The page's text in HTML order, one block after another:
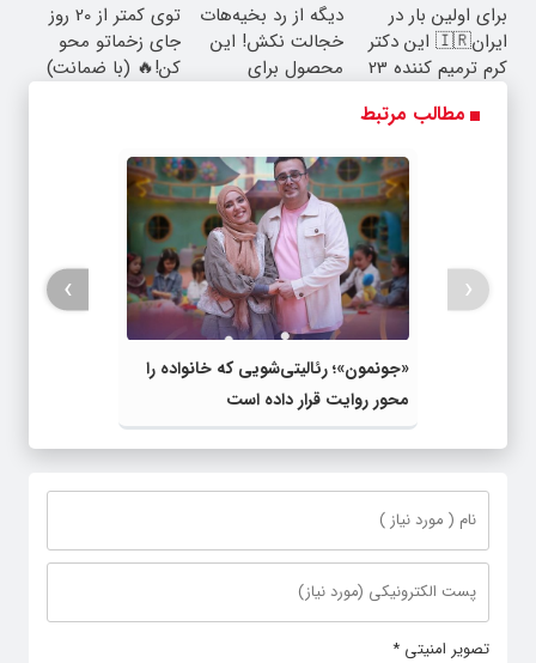
برای اولین بار در
ایران🇮🇷 این دکتر
کرم ترمیم کننده 23
دیگه از رد بخیه‌هات
خجالت نکش! این
محصول برای
توی کمتر از 20 روز
جای زخماتو محو
کن!🔥 (با ضمانت)
مطالب مرتبط
«جونمون»؛ رئالیتی‌شویی که خانواده را
محور روایت قرار داده است
‹
›
تصویر امنیتی *